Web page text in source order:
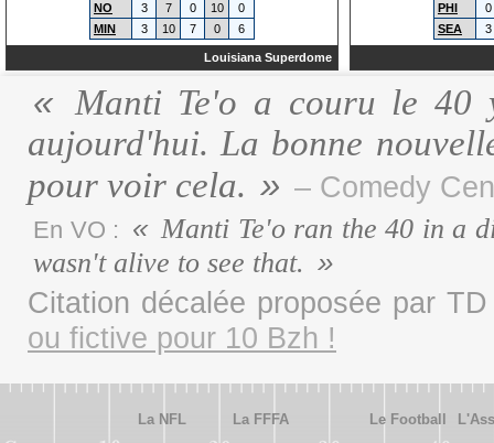
NO
3 7 0 10
0
MIN
3 10 7 0 6
Louisiana Superdome
PHI
0
SEA
3
Manti Te'o a couru le 40
aujourd'hui. La bonne
pour voir cela.
– Comedy
En VO :
Manti Te'o ran the 40 in a
wasn't alive to see that.
Citation décalée proposée par
ou fictive pour 10 Bzh !
La NFL
La FFFA
Le Football